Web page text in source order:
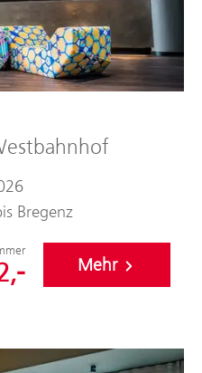
Bregenz
Mehr